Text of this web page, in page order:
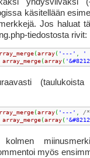
käsitellään
Jos haluat
tiedostosta rivit:
(array( '---' ,
'
array_merge(array(
(array( '---'
/
array_merge(array(
myös